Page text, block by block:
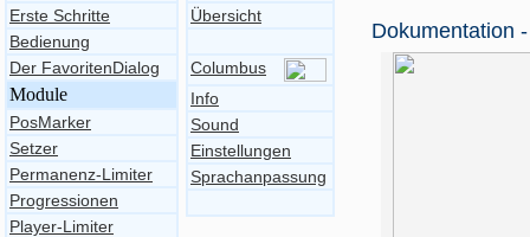
Erste Schritte
Bedienung
Der FavoritenDialog
Module
PosMarker
Setzer
Permanenz-Limiter
Progressionen
Player-Limiter
Übersicht
Columbus
Info
Sound
Einstellungen
Sprachanpassung
Dokumentation